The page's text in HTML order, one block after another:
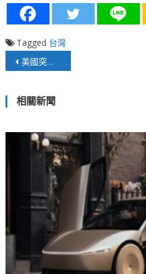
Tagged 台灣
文
導
覽
美國突襲委內瑞拉 馬杜洛遭捕押往美國受審
相關新聞